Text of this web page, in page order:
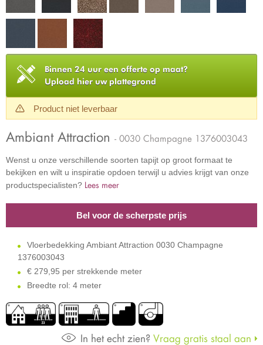
Binnen 24 uur een offerte op maat?
Upload hier uw plattegrond
Product niet leverbaar
Ambiant Attraction - 0030 Champagne 1376003043
Wenst u onze verschillende soorten tapijt op groot formaat te
bekijken en wilt u inspiratie opdoen terwijl u advies krijgt van onze
productspecialisten? Lees meer
Bel voor de scherpste prijs
Vloerbedekking Ambiant Attraction 0030 Champagne
1376003043
€ 279,95 per strekkende meter
Breedte rol: 4 meter
In het echt zien? Vraag gratis staal aan